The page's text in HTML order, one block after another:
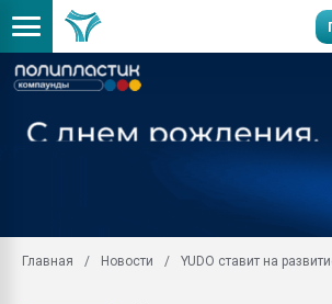
Главная Новости YUDO ставит на